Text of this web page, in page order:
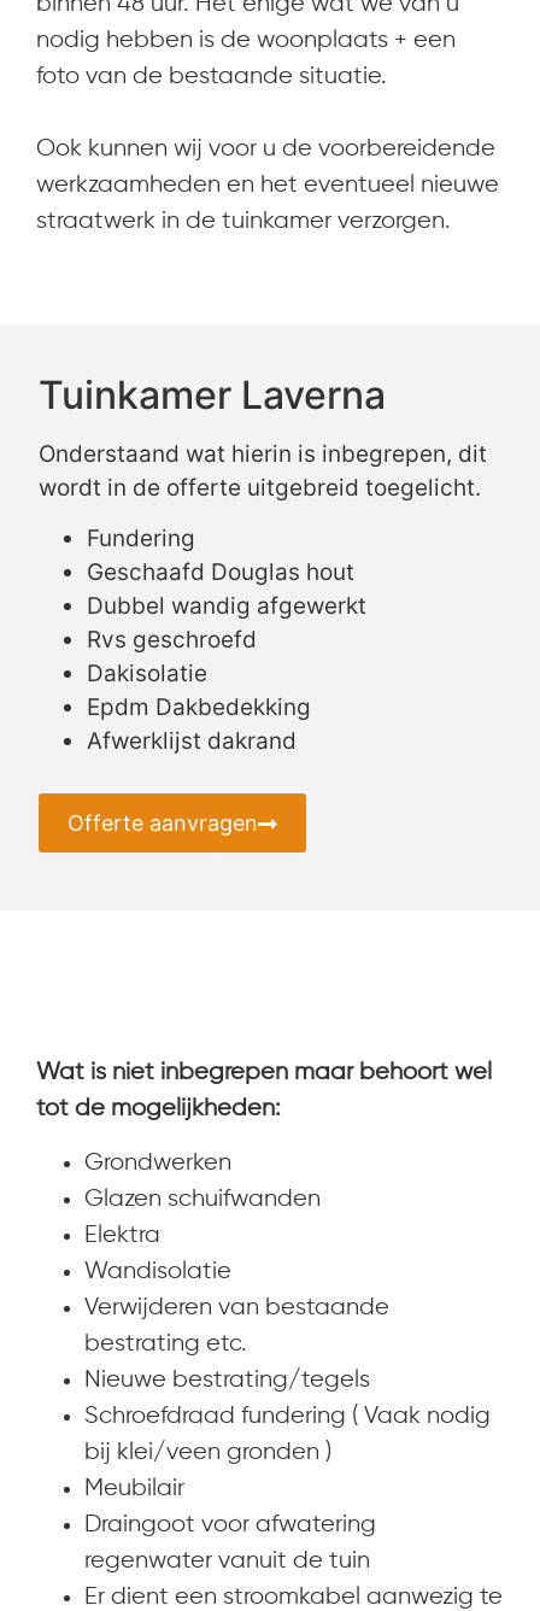
nodig hebben is de woonplaats + een
foto van de bestaande situatie.
Ook kunnen wij voor u de voorbereidende
werkzaamheden en het eventueel nieuwe
straatwerk in de tuinkamer verzorgen.
Tuinkamer Laverna
Onderstaand wat hierin is inbegrepen, dit
wordt in de offerte uitgebreid toegelicht.
Fundering
Geschaafd Douglas hout
Dubbel wandig afgewerkt
Rvs geschroefd
Dakisolatie
Epdm Dakbedekking
Afwerklijst dakrand
Offerte aanvragen
Wat is niet inbegrepen maar behoort wel
tot de mogelijkheden:
Grondwerken
Glazen schuifwanden
Elektra
Wandisolatie
Verwijderen van bestaande
bestrating etc.
Nieuwe bestrating/tegels
Schroefdraad fundering ( Vaak nodig
bij klei/veen gronden )
Meubilair
Draingoot voor afwatering
regenwater vanuit de tuin
Er dient een stroomkabel aanwezig te